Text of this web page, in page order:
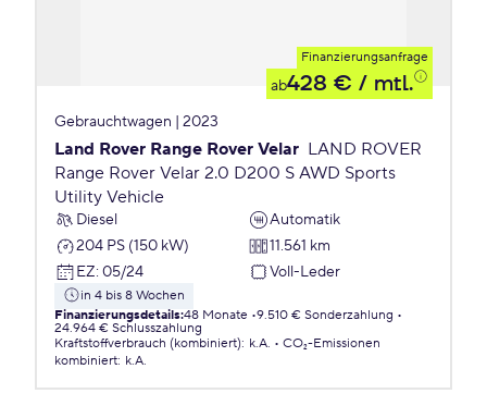
Finanzierungsanfrage
ab428 € / mtl.
Gebrauchtwagen | 2023
Land Rover Range Rover Velar LAND ROVER
Range Rover Velar 2.0 D200 S AWD Sports
Utility Vehicle
Diesel
Automatik
204 PS (150 kW)
11.561 km
EZ: 05/24 Voll-Leder
in 4 bis 8 Wochen
Finanzierungsdetails:48 Monate 9.510 € Sonderzahlung
24.964 € Schlusszahlung
Kraftstoffverbrauch (kombiniert): k.A.
CO₂-Emissionen
kombiniert: k.A.